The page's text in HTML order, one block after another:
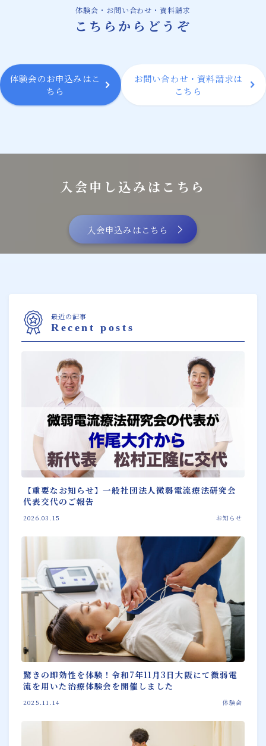
Follow Me
体験会・お問い合わせ・資料請求
こちらからどうぞ
体験会のお申込みはこ
ちら
お問い合わせ・資料請求は
こちら
入会申し込みはこちら
入会申込みはこちら
最近の記事
Recent posts
【重要なお知らせ】一般社団法人微弱電流療法研究会
代表交代のご報告
2026.03.15 お知らせ
驚きの即効性を体験！令和7年11月3日大阪にて微弱電
流を用いた治療体験会を開催しました
2025.11.14 体験会